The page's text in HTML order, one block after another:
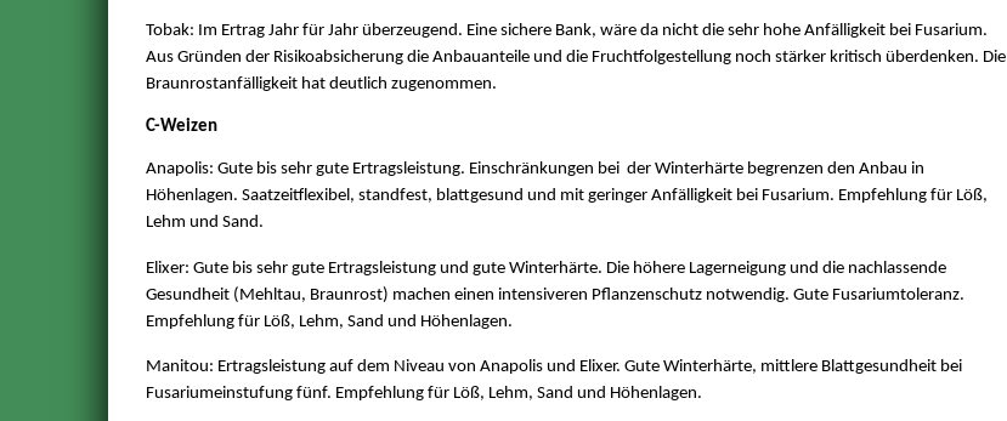
Tobak: Im Ertrag Jahr für Jahr überzeugend. Eine sichere Bank, wäre da nicht die sehr hohe Anfälligkeit bei Fusarium.
Aus Gründen der Risikoabsicherung die Anbauanteile und die Fruchtfolgestellung noch stärker kritisch überdenken. Die
Braunrostanfälligkeit hat deutlich zugenommen.
C-Weizen
Anapolis: Gute bis sehr gute Ertragsleistung. Einschränkungen bei der Winterhärte begrenzen den Anbau in
Höhenlagen. Saatzeitflexibel, standfest, blattgesund und mit geringer Anfälligkeit bei Fusarium. Empfehlung für Löß,
Lehm und Sand.
Elixer: Gute bis sehr gute Ertragsleistung und gute Winterhärte. Die höhere Lagerneigung und die nachlassende
Gesundheit (Mehltau, Braunrost) machen einen intensiveren Pflanzenschutz notwendig. Gute Fusariumtoleranz.
Empfehlung für Löß, Lehm, Sand und Höhenlagen.
Manitou: Ertragsleistung auf dem Niveau von Anapolis und Elixer. Gute Winterhärte, mittlere Blattgesundheit bei
Fusariumeinstufung fünf. Empfehlung für Löß, Lehm, Sand und Höhenlagen.